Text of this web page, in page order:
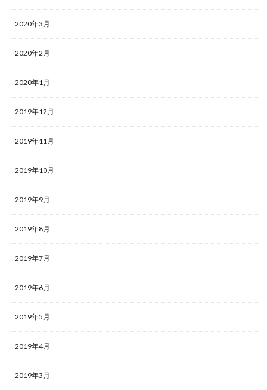
2020年3月
2020年2月
2020年1月
2019年12月
2019年11月
2019年10月
2019年9月
2019年8月
2019年7月
2019年6月
2019年5月
2019年4月
2019年3月